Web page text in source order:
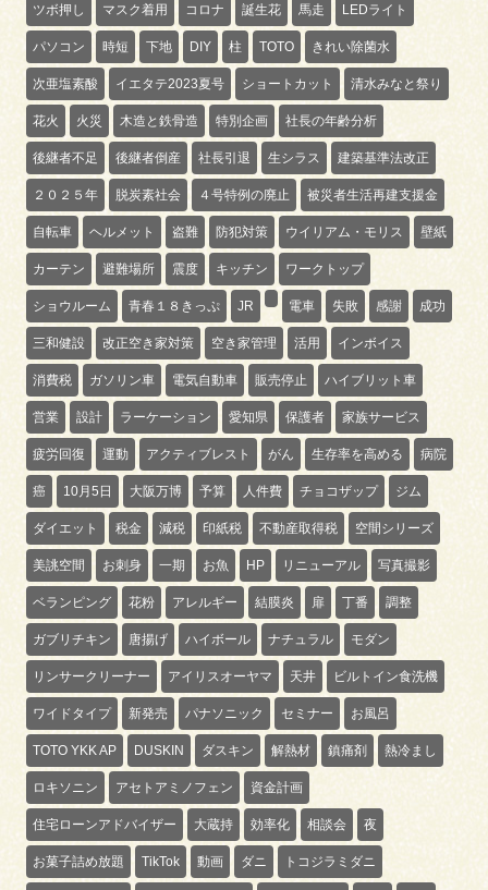
ツボ押し マスク着用 コロナ 誕生花 馬走 LEDライト
パソコン 時短 下地 DIY 柱 TOTO きれい除菌水
次亜塩素酸 イエタテ2023夏号 ショートカット 清水みなと祭り
花火 火災 木造と鉄骨造 特別企画 社長の年齢分析
後継者不足 後継者倒産 社長引退 生シラス 建築基準法改正
２０２５年 脱炭素社会 ４号特例の廃止 被災者生活再建支援金
自転車 ヘルメット 盗難 防犯対策 ウイリアム・モリス 壁紙
カーテン 避難場所 震度 キッチン ワークトップ
ショウルーム 青春１８きっぷ JR 電車 失敗 感謝 成功
三和健設 改正空き家対策 空き家管理 活用 インボイス
消費税 ガソリン車 電気自動車 販売停止 ハイブリット車
営業 設計 ラーケーション 愛知県 保護者 家族サービス
疲労回復 運動 アクティブレスト がん 生存率を高める 病院
癌 10月5日 大阪万博 予算 人件費 チョコザップ ジム
ダイエット 税金 減税 印紙税 不動産取得税 空間シリーズ
美誂空間 お刺身 一期 お魚 HP リニューアル 写真撮影
ベランピング 花粉 アレルギー 結膜炎 扉 丁番 調整
ガブリチキン 唐揚げ ハイボール ナチュラル モダン
リンサークリーナー アイリスオーヤマ 天井 ビルトイン食洗機
ワイドタイプ 新発売 パナソニック セミナー お風呂
TOTO YKK AP DUSKIN ダスキン 解熱材 鎮痛剤 熱冷まし
ロキソニン アセトアミノフェン 資金計画
住宅ローンアドバイザー 大蔵持 効率化 相談会 夜
お菓子詰め放題 TikTok 動画 ダニ トコジラミダニ